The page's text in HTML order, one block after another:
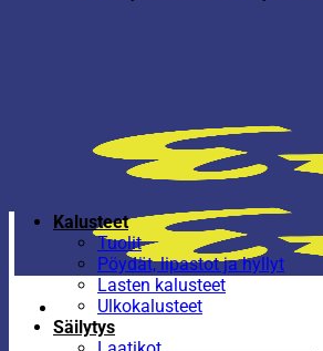
Kalusteet
Tuolit
Pöydät, lipastot ja hyllyt
Lasten kalusteet
Ulkokalusteet
Säilytys